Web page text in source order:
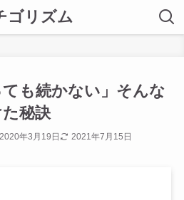
ゴリズム
ても続かない」そんな
秘訣
2020年3月19日 2021年7月15日